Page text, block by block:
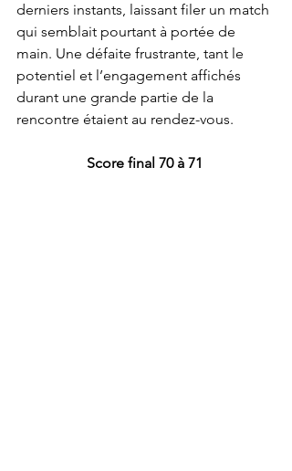
derniers instants, laissant filer un match
qui semblait pourtant à portée de
main. Une défaite frustrante, tant le
potentiel et l’engagement affichés
durant une grande partie de la
rencontre étaient au rendez-vous.
Score final 70 à 71